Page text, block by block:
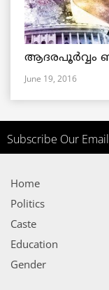
ആദരപൂര്‍വ്വം
June 19, 2016
Subscribe Our
Home
Politics
Caste
Education
Gender